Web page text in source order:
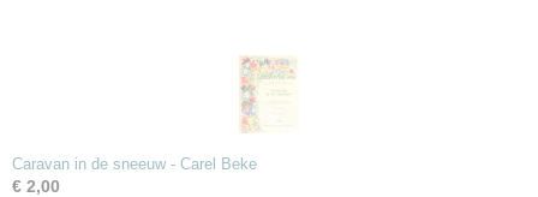
Caravan in de sneeuw - Carel Beke
€ 2,00